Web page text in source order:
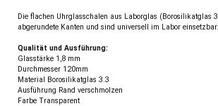
Die flachen Uhrglasschalen aus Laborglas (Borosilikatglas
abgerundete Kanten und sind universell im Labor einsetzbar.
Qualität und Ausführung:
Glasstärke 1,8 mm
Durchmesser 120mm
Material Borosilikatglas 3.3
Ausführung Rand verschmolzen
Farbe Transparent